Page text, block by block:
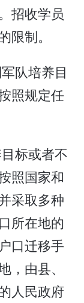
招收学员
限制。
队培养目
照规定任
标或者不
照国家和
采取多种
所在地的
口迁移手
由县、
人民政府